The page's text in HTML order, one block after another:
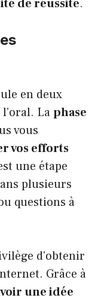
de réussite.
en deux
Laphase
vous
vos efforts
une étape
plusieurs
questions à
d’obtenir
Grâce à
une idée